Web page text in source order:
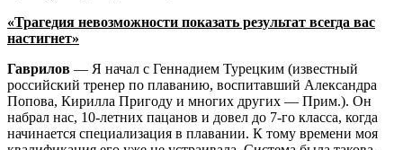
«Трагедия невозможности показать результат всегда вас
настигнет»
Гаврилов — Я начал с Геннадием Турецким (известный
российский тренер по плаванию, воспитавший Александра
Попова, Кирилла Пригоду и многих других — Прим.). Он
набрал нас, 10-летних пацанов и довел до 7-го класса, когда
начинается специализация в плавании. К тому времени моя